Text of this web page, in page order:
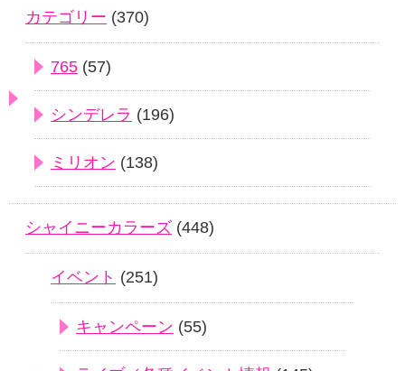
カテゴリー (370)
765 (57)
シンデレラ (196)
ミリオン (138)
シャイニーカラーズ (448)
イベント (251)
キャンペーン (55)